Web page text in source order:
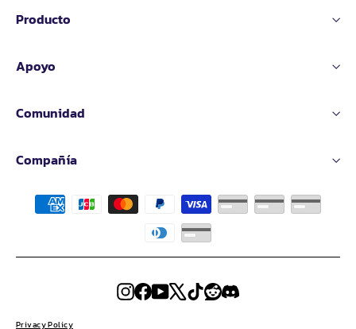
Producto
Apoyo
Comunidad
Compañía
Privacy Policy
Instagram
FacebookYouTube
X TikTokRedditDiscord